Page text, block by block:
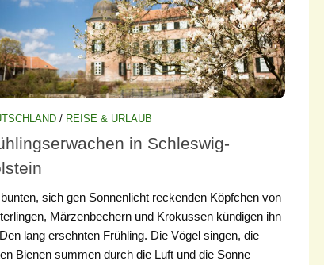
/ REISE & URLAUB
in Schleswig-
sich gen Sonnenlicht reckenden Köpfchen von
Märzenbechern und Krokussen kündigen ihn
lang ersehnten Frühling. Die Vögel singen, die
Bienen summen durch die Luft und die Sonne